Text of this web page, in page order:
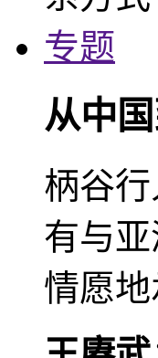
专题
从中
柄谷
有与
情愿